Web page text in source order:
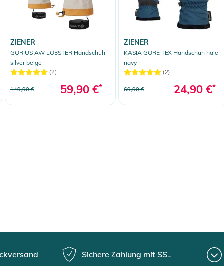
ZIENER
GORIUS AW LOBSTER Handschuh
silver beige
(2)
149,90 € 59,90 €*
ZIENER
KASIA GORE TEX Handschuh hale
navy
(2)
69,90 € 24,90 €*
Sichere Zahlung mit SSL